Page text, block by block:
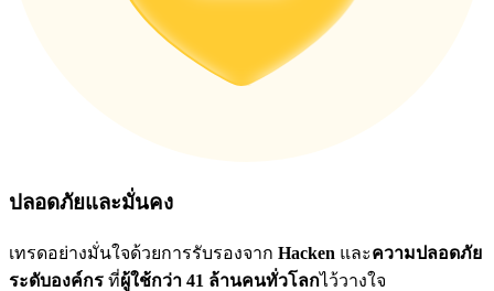
ปลอดภัยและมั่นคง
เทรดอย่างมั่นใจด้วยการรับรองจาก Hacken และความปลอดภัย
ระดับองค์กร ที่ผู้ใช้กว่า 41 ล้านคนทั่วโลกไว้วางใจ